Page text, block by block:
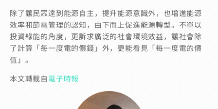
除了讓民眾達到能源自主，提升能源意識外，也增進能源
效率和節電管理的認知，由下而上促進能源轉型。不單以
投資綠能的角度，更訴求廣泛的社會環境效益，讓社會除
了計算「每一度電的價錢」外，更能看見「每一度電的價
值」。
本文轉載自電子時報